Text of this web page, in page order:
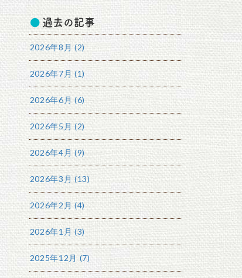
過去の記事
2026年8月 (2)
2026年7月 (1)
2026年6月 (6)
2026年5月 (2)
2026年4月 (9)
2026年3月 (13)
2026年2月 (4)
2026年1月 (3)
2025年12月 (7)